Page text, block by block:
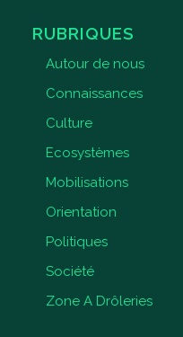
RUBRIQUES
Autour de nous
Connaissances
Culture
Ecosystèmes
Mobilisations
Orientation
Politiques
Société
Zone A Drôleries